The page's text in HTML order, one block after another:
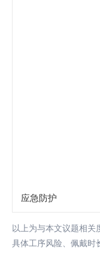
应急防护
以上为与本文议题相关
具体工序风险、佩戴时